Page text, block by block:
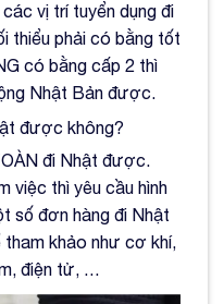
vị trí tuyển dụng đi
thiểu phải có bằng tốt
có bằng cấp 2 thì
Nhật Bản được.
được không?
đi Nhật được.
việc thì yêu cầu hình
số đơn hàng đi Nhật
tham khảo như cơ khí,
điện tử, …